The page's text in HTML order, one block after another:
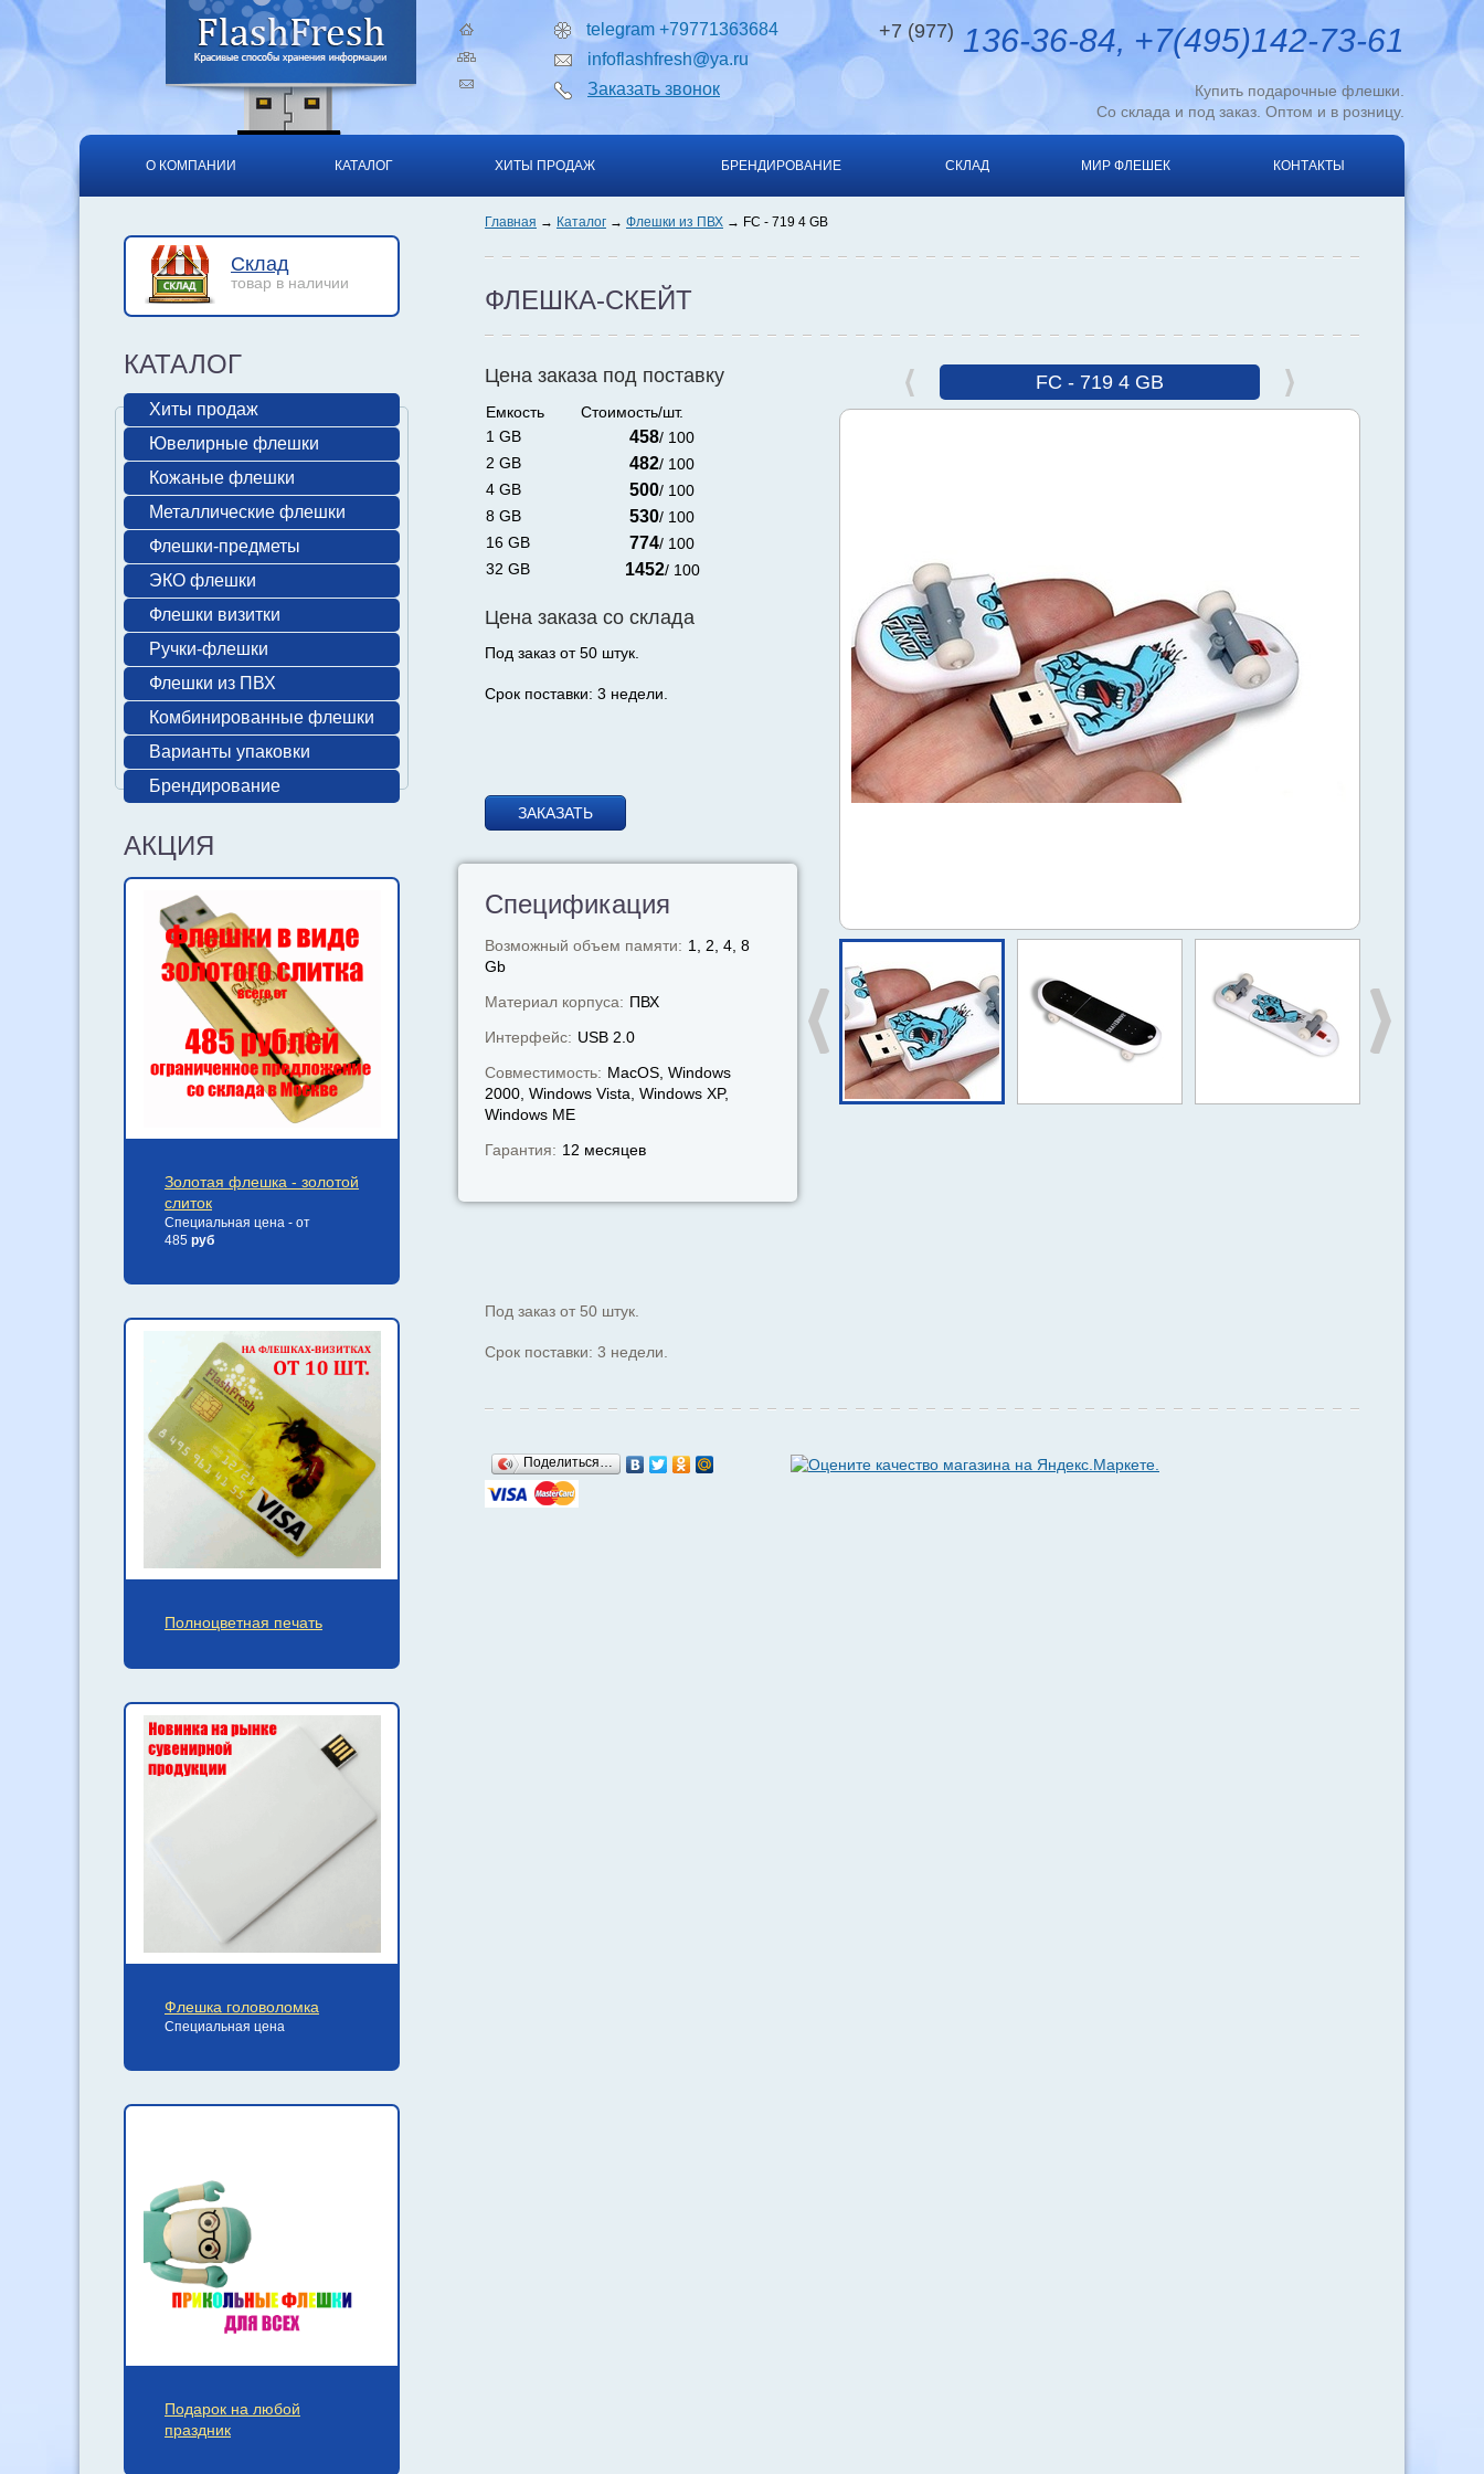
telegram +79771363684
infoflashfresh@ya.ru
Заказать звонок
+7 (977) 136-36-84, +7(495)142-73-61
Купить подарочные флешки.
Со склада и под заказ. Оптом и в розницу.
О КОМПАНИИ КАТАЛОГ ХИТЫ ПРОДАЖ БРЕНДИРОВАНИЕ СКЛАД МИР ФЛЕШЕК КОНТАКТЫ
Главная Каталог Флешки из ПВХ FC - 719 4 GB
ФЛЕШКА-СКЕЙТ
FC - 719 4 GB
Цена заказа под поставку
Емкость
Стоимость/шт.
1 GB
458/ 100
2 GB
482/ 100
4 GB
500/ 100
8 GB
530/ 100
16 GB
774/ 100
32 GB
1452/ 100
Цена заказа со склада
Под заказ от 50 штук.
Срок поставки: 3 недели.
ЗАКАЗАТЬ
Спецификация
Возможный объем памяти: 1, 2, 4, 8
Gb
Материал корпуса: ПВХ
Интерфейс: USB 2.0
Совместимость: MacOS, Windows
2000, Windows Vista, Windows XP,
Windows МЕ
Гарантия: 12 месяцев
Под заказ от 50 штук.
Срок поставки: 3 недели.
Поделиться…
Склад
товар в наличии
КАТАЛОГ
Хиты продаж
Ювелирные флешки
Кожаные флешки
Металлические флешки
Флешки-предметы
ЭКО флешки
Флешки визитки
Ручки-флешки
Флешки из ПВХ
Комбинированные флешки
Варианты упаковки
Брендирование
АКЦИЯ
Золотая флешка - золотой
слиток
Специальная цена - от
485 руб
Полноцветная печать
Флешка головоломка
Специальная цена
Подарок на любой
праздник